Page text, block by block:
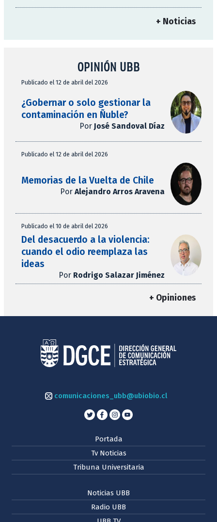
+ Noticias
OPINIÓN UBB
Publicado el 12 de abril del 2026
¿Gobernar o solo gestionar la
contaminación en Ñuble?
Por José Sandoval Díaz
Publicado el 12 de abril del 2026
Memorias de la Vuelta de Chile
Por Alejandro Arros Aravena
Publicado el 10 de abril del 2026
Del desacuerdo a la violencia:
cuando el odio reemplaza las
ideas
Por Rodrigo Salazar Jiménez
+ Opiniones
comunicaciones_ubb@ubiobio.cl
Portada
Tv Noticias
Tribuna Universitaria
Noticias UBB
Radio UBB